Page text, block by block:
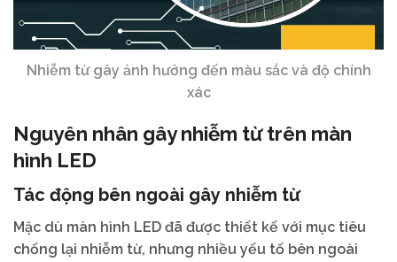
Nhiễm từ gây ảnh hưởng đến màu sắc và độ chính
xác
Nguyên nhân gây nhiễm từ trên màn
hình LED
Tác động bên ngoài gây nhiễm từ
Mặc dù màn hình LED đã được thiết kế với mục tiêu
chống lại nhiễm từ, nhưng nhiều yếu tố bên ngoài